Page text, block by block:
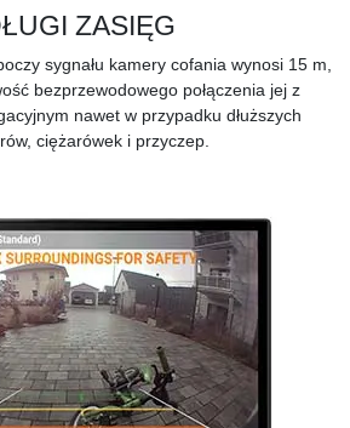
ZASIĘG
sygnału kamery cofania wynosi 15 m,
bezprzewodowego połączenia jej z
nawet w przypadku dłuższych
ciężarówek i przyczep.